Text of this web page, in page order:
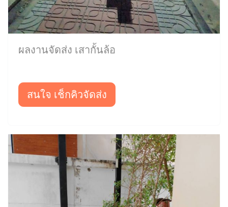
ผลงานจัดส่ง เสากั้นล้อ
สนใจ เช็กคิวจัดส่ง